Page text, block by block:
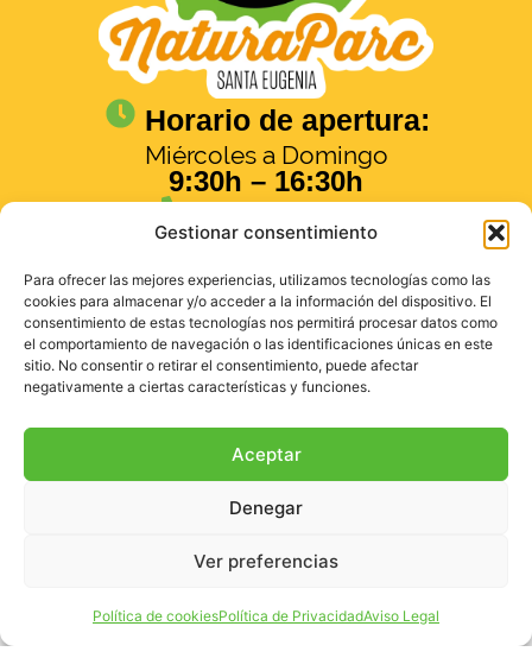
Gestionar consentimiento
Para ofrecer las mejores experiencias, utilizamos tecnologías como las
cookies para almacenar y/o acceder a la información del dispositivo. El
consentimiento de estas tecnologías nos permitirá procesar datos como
el comportamiento de navegación o las identificaciones únicas en este
sitio. No consentir o retirar el consentimiento, puede afectar
negativamente a ciertas características y funciones.
Aceptar
Denegar
Ver preferencias
Política de cookiesPolítica de PrivacidadAviso Legal
Horario de apertura:
Miércoles a Domingo
9:30h – 16:30h
971 14 40 78
¿Cómo llegar?